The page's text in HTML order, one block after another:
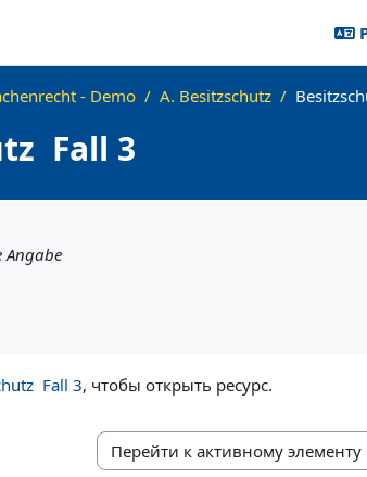
- Demo A. Besitzschutz
Fall 3
Angabe
Fall 3, чтобы открыть ресурс.
Перейти к активному элементу